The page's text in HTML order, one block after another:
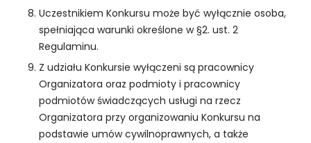
Uczestnikiem Konkursu może być wyłącznie osoba,
spełniająca warunki określone w §2. ust. 2
Regulaminu.
Z udziału Konkursie wyłączeni są pracownicy
Organizatora oraz podmioty i pracownicy
podmiotów świadczących usługi na rzecz
Organizatora przy organizowaniu Konkursu na
podstawie umów cywilnoprawnych, a także